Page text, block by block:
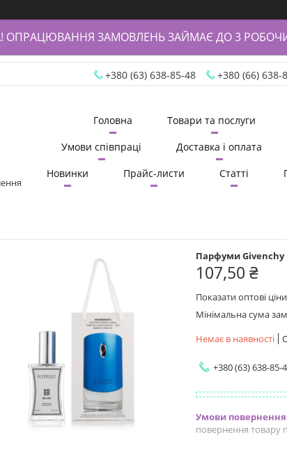
ОПРАЦЮВАННЯ ЗАМОВЛЕНЬ ЗАЙМАЄ ДО 3
+380 (63) 638-85-48 +380 (66) 638-
Головна Товари та послуги
Умови співпраці
Доставка і оплата
Новинки
Прайс-листи Статті
Парфуми Givenchy
107,50 ₴
Показати оптові ціни
Мінімальна сума
Немає в наявності
+380 (63) 638-85-
повернення товару